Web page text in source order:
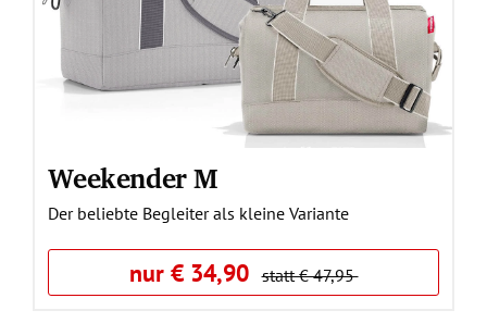
Weekender M
Der beliebte Begleiter als kleine Variante
nur € 34,90statt € 47,95